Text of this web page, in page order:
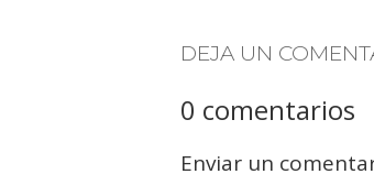
DEJA UN
0 comentarios
Enviar un